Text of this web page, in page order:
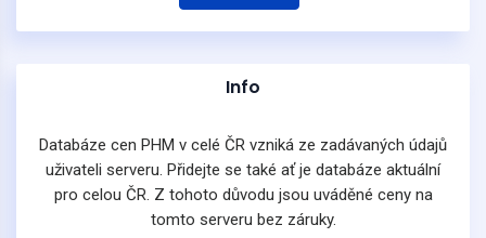
Info
Databáze cen PHM v celé ČR vzniká ze zadávaných údajů
uživateli serveru. Přidejte se také ať je databáze aktuální
pro celou ČR. Z tohoto důvodu jsou uváděné ceny na
tomto serveru bez záruky.